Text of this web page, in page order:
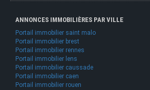
ANNONCES IMMOBILIÈRES PAR VILLE
Portail immobilier saint malo
Portail immobilier brest
Portail immobilier rennes
Portail immobilier lens
Portail immobilier caussade
Portail immobilier caen
Portail immobilier rouen